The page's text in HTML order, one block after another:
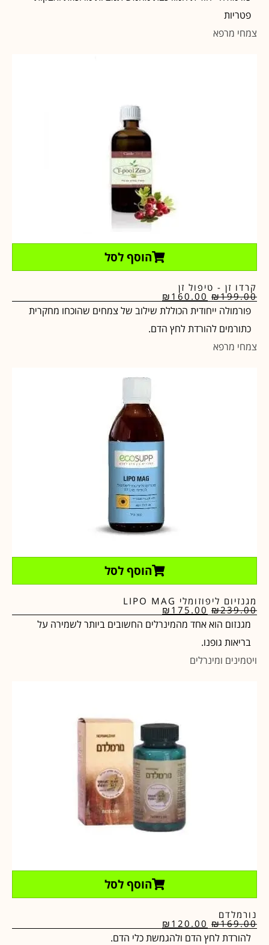
פטריות
צמחי מרפא
הוסף לסל
קרדו זן - טיפול זן
₪199.00
₪ 160.00
פורמולה ייחודית הכוללת שילוב של צמחים שהוכחו מחקרית
כתורמים להורדת לחץ הדם.
צמחי מרפא
הוסף לסל
מגנזיום ליפוזומלי LIPO MAG
₪239.00
₪ 175.00
מגנזום הוא אחד מהמינרלים החשובים ביותר לשמירה על
בריאות גופנו.
ויטמינים ומינרלים
הוסף לסל
נורמלדם
₪169.00
₪ 120.00
להורדת לחץ הדם ולהגמשת כלי הדם.